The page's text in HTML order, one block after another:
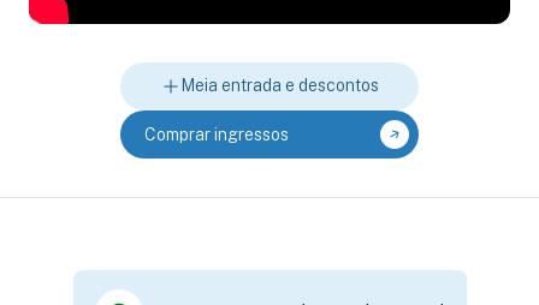
Meia entrada e descontos
Comprar ingressos